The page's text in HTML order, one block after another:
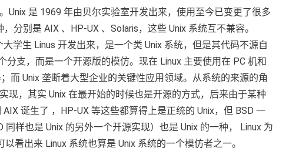
Unix 是 1969 年由贝尔实验室开发出来，使用至今已变更了很多
分别是 AIX 、HP-UX 、Solaris，这些 Unix 系统互不兼容。
学生 Linus 开发出来，是一个类 Unix 系统，但是其代码不源自
分支，而是一个开源版的模仿。现在 Linux 主要使用在 PC 机和
而 Unix 垄断着大型企业的关键性应用领域。从系统的来源的角
现，其实 Unix 在最开始的时候也是开源的方式，后来由于某种
诞生了 ，HP-UX 等这些都算得上是正统的 Unix，但 BSD 一
同样也是 Unix 的另外一个开源实现）也是 Unix 的一种， Linux 为
看出来 Linux 系统也算是 Unix 系统的一个模仿者之一。